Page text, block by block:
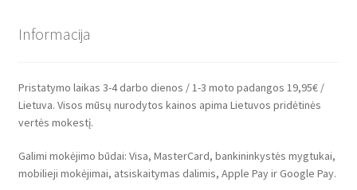
Informacija
Pristatymo laikas 3-4 darbo dienos / 1-3 moto padangos 19,95€ /
Lietuva. Visos mūsų nurodytos kainos apima Lietuvos pridėtinės
vertės mokestį.
Galimi mokėjimo būdai: Visa, MasterCard, bankininkystės mygtukai,
mobilieji mokėjimai, atsiskaitymas dalimis, Apple Pay ir Google Pay.